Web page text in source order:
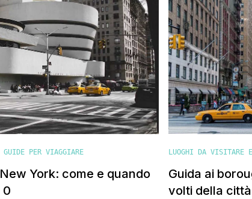
girate le [']
americana e non
PER VIAGGIARE
York: come e quando
0
LUOGHI DA VISITARE
Guida ai
volti della città